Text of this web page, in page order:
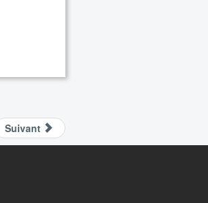
Suivant